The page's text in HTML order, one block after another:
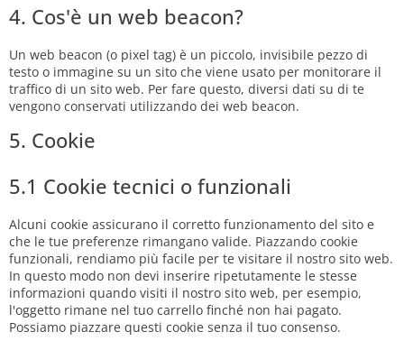
4. Cos'è un web beacon?
Un web beacon (o pixel tag) è un piccolo, invisibile pezzo di
testo o immagine su un sito che viene usato per monitorare il
traffico di un sito web. Per fare questo, diversi dati su di te
vengono conservati utilizzando dei web beacon.
5. Cookie
5.1 Cookie tecnici o funzionali
Alcuni cookie assicurano il corretto funzionamento del sito e
che le tue preferenze rimangano valide. Piazzando cookie
funzionali, rendiamo più facile per te visitare il nostro sito web.
In questo modo non devi inserire ripetutamente le stesse
informazioni quando visiti il nostro sito web, per esempio,
l'oggetto rimane nel tuo carrello finché non hai pagato.
Possiamo piazzare questi cookie senza il tuo consenso.